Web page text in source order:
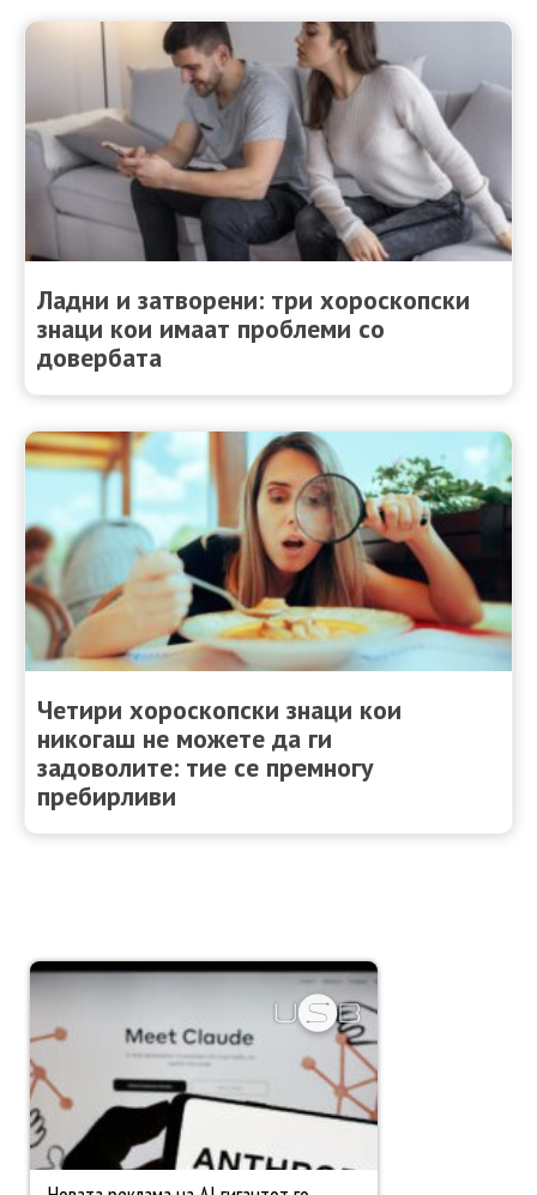
Ладни и затворени: три хороскопски
знаци кои имаат проблеми со
довербата
Четири хороскопски знаци кои
никогаш не можете да ги
задоволите: тие се премногу
пребирливи